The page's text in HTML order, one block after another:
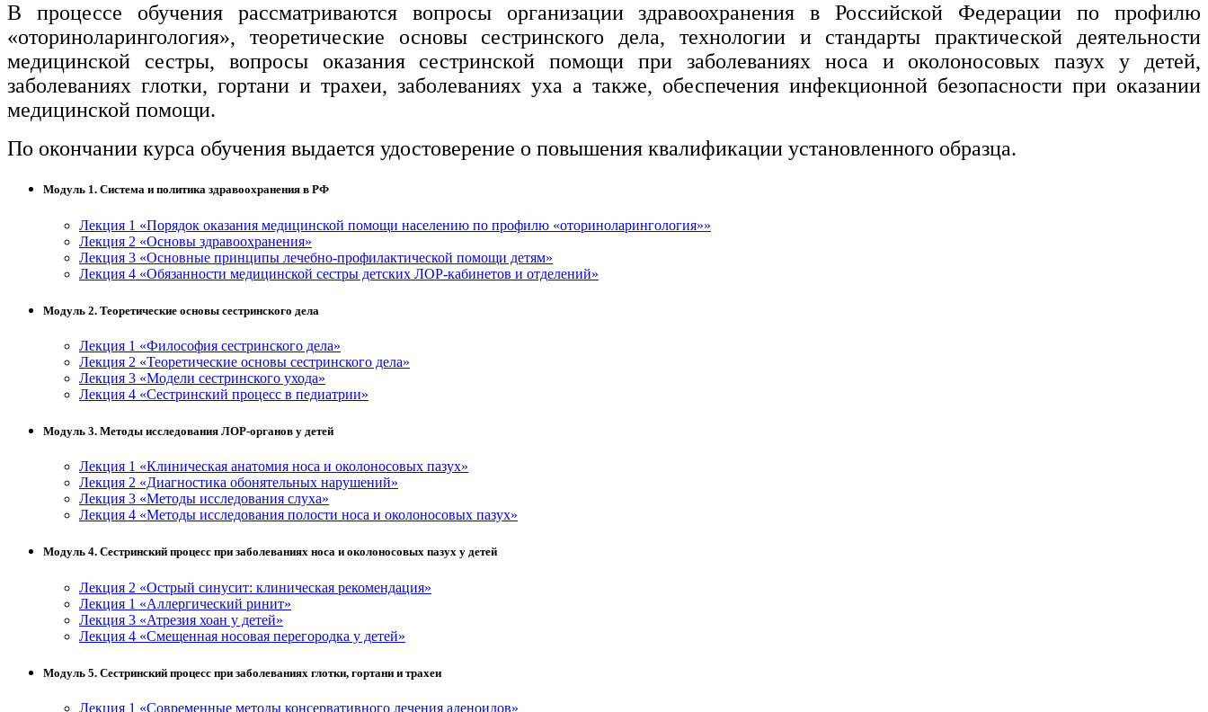
В процессе обучения рассматриваются вопросы организации здравоохранения в Российской Федерации по профилю
«оториноларингология», теоретические основы сестринского дела, технологии и стандарты практической деятельности
медицинской сестры, вопросы оказания сестринской помощи при заболеваниях носа и околоносовых пазух у детей,
заболеваниях глотки, гортани и трахеи, заболеваниях уха а также, обеспечения инфекционной безопасности при оказании
медицинской помощи.
По окончании курса обучения выдается удостоверение о повышения квалификации установленного образца.
Модуль 1. Система и политика здравоохранения в РФ
Лекция 1 «Порядок оказания медицинской помощи населению по профилю «оториноларингология»»
Лекция 2 «Основы здравоохранения»
Лекция 3 «Основные принципы лечебно-профилактической помощи детям»
Лекция 4 «Обязанности медицинской сестры детских ЛОР-кабинетов и отделений»
Модуль 2. Теоретические основы сестринского дела
Лекция 1 «Философия сестринского дела»
Лекция 2 «Теоретические основы сестринского дела»
Лекция 3 «Модели сестринского ухода»
Лекция 4 «Сестринский процесс в педиатрии»
Модуль 3. Методы исследования ЛОР-органов у детей
Лекция 1 «Клиническая анатомия носа и околоносовых пазух»
Лекция 2 «Диагностика обонятельных нарушений»
Лекция 3 «Методы исследования слуха»
Лекция 4 «Методы исследования полости носа и околоносовых пазух»
Модуль 4. Сестринский процесс при заболеваниях носа и околоносовых пазух у детей
Лекция 2 «Острый синусит: клиническая рекомендация»
Лекция 1 «Аллергический ринит»
Лекция 3 «Атрезия хоан у детей»
Лекция 4 «Смещенная носовая перегородка у детей»
Модуль 5. Сестринский процесс при заболеваниях глотки, гортани и трахеи
Лекция 1 «Современные методы консервативного лечения аденоидов»